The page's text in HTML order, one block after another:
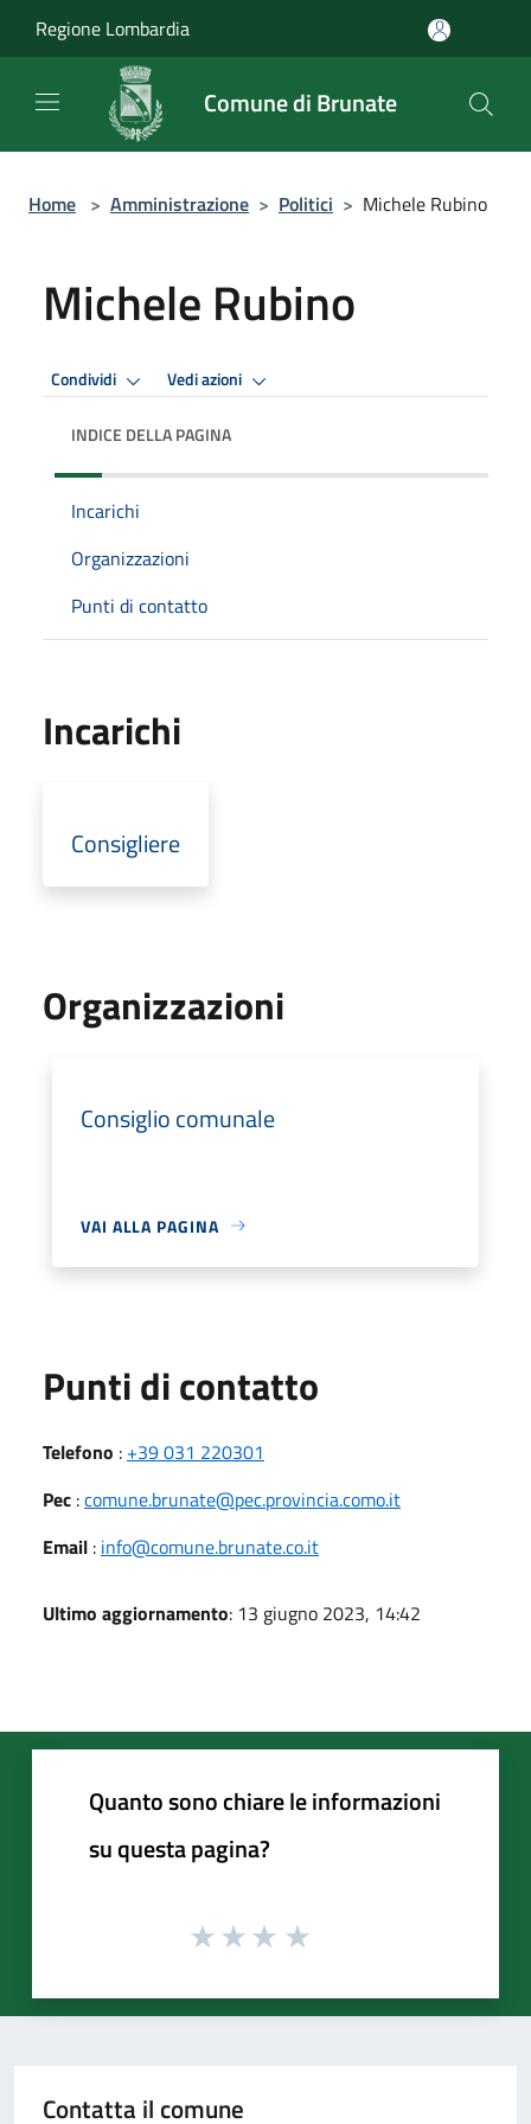
Regione Lombardia
Comune di Brunate
Home > Amministrazione > Politici > Michele Rubino
Michele Rubino
Condividi Vedi azioni
INDICE DELLA PAGINA
Incarichi
Organizzazioni
Punti di contatto
Incarichi
Consigliere
Organizzazioni
Consiglio comunale
VAI ALLA PAGINA
Punti di contatto
Telefono : +39 031 220301
Pec :comune.brunate@pec.provincia.como.it
Email : info@comune.brunate.co.it
Ultimo aggiornamento: 13 giugno 2023, 14:42
Quanto sono chiare le informazioni
su questa pagina?
Contatta il comune